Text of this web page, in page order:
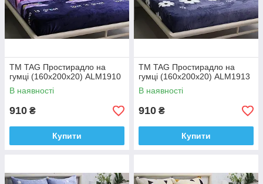
ТМ TAG Простирадло на
гумці (160х200х20) ALM1910
В наявності
910 ₴
Купити
ТМ TAG Простирадло на
гумці (160х200х20) ALM1913
В наявності
910 ₴
Купити